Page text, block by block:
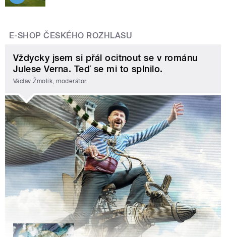
E-SHOP ČESKÉHO ROZHLASU
Vždycky jsem si přál ocitnout se v románu
Julese Verna. Teď se mi to splnilo.
Václav Žmolík, moderátor